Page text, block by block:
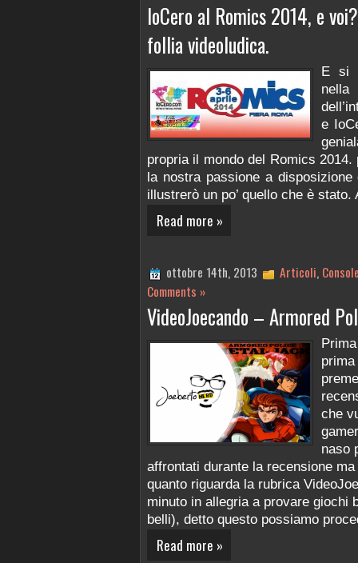
IoCero al Romics 2014, e
follia videoludica.
E si
e
propria il mondo del Romics
la nostra passione a
illustrerò un po’ quello che è
Read more »
ottobre 14th, 2013 Articoli,
Comments »
VideoJoecando – Armored
che
naso
affrontati durante la recensione
quanto riguarda la rubrica
minuto in allegria a provare giochi
belli), detto questo possiamo
Read more »